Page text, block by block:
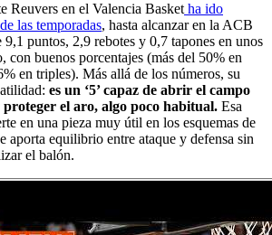
Reuvers en el Valencia Basketha ido
las temporadas, hasta alcanzar en la ACB
puntos, 2,9 rebotes y 0,7 tapones en unos
con buenos porcentajes (más del 50% en
en triples). Más allá de los números, su
es un ‘5’ capaz de abrir el campo
el aro, algo poco habitual. Esa
en una pieza muy útil en los esquemas de
aporta equilibrio entre ataque y defensa sin
el balón.